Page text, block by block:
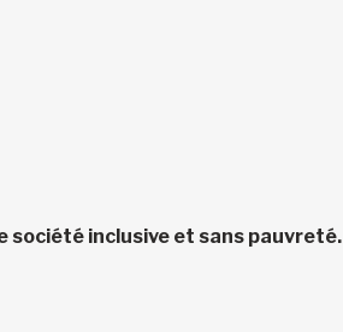
société inclusive et sans pauvreté.